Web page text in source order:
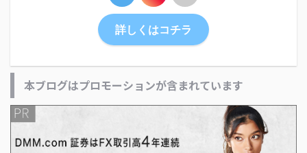
詳しくはコチラ
本ブログはプロモーションが含まれています